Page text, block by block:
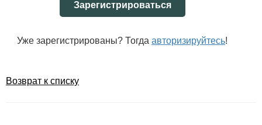
Зарегистрироваться
Уже зарегистрированы? Тогда авторизируйтесь!
Возврат к списку